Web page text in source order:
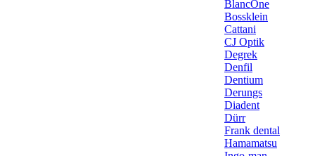
BlancOne
Bossklein
Cattani
CJ Optik
Degrek
Denfil
Dentium
Derungs
Diadent
Dürr
Frank dental
Hamamatsu